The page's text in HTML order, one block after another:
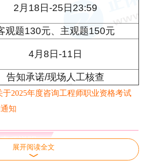
2月18日-25日23:59
观题130元、主观题150元
4月8日-11日
告知承诺/现场人工核查
于2025年度咨询工程师职业资格考试
知
项说明
）职业资格考试将实行报名
展开阅读全文